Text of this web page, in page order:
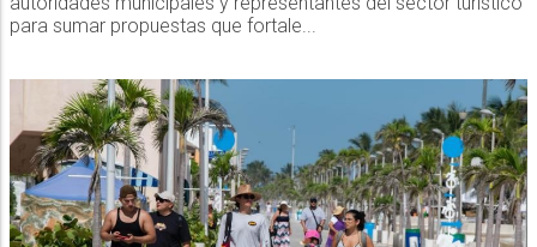
para sumar propuestas que fortale...